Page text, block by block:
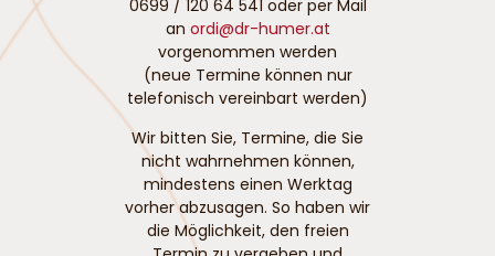
0699 / 120 64 541 oder per Mail
an ordi@dr-humer.at
vorgenommen werden
(neue Termine können nur
telefonisch vereinbart werden)
Wir bitten Sie, Termine, die Sie
nicht wahrnehmen können,
mindestens einen Werktag
vorher abzusagen. So haben wir
die Möglichkeit, den freien